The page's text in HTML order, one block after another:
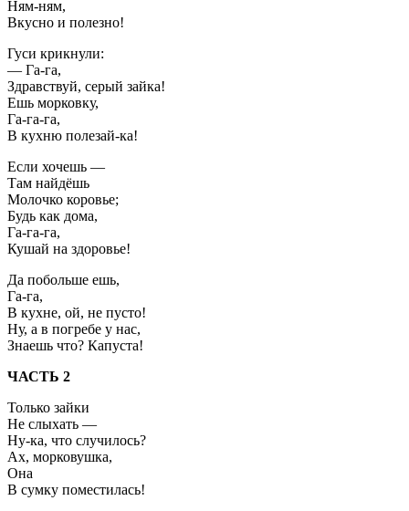
Ням-ням,
Вкусно и полезно!
Гуси крикнули:
— Га-га,
Здравствуй, серый зайка!
Ешь морковку,
Га-га-га,
В кухню полезай-ка!
Если хочешь —
Там найдёшь
Молочко коровье;
Будь как дома,
Га-га-га,
Кушай на здоровье!
Да побольше ешь,
Га-га,
В кухне, ой, не пусто!
Ну, а в погребе у нас,
Знаешь что? Капуста!
ЧАСТЬ 2
Только зайки
Не слыхать —
Ну-ка, что случилось?
Ах, морковушка,
Она
В сумку поместилась!